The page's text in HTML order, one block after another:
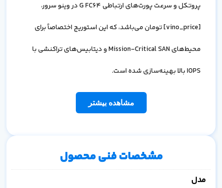
پروتکل و سرعت پورت‌های ارتباطی 64
G FCدر وینو سرور،
[
vino_price] تومان می‌باشد، که این استوریج اختصاصاً برای
محیط‌هایMission-Critical SANو دیتابیس‌های تراکنشی با
IOPSبالا بهینه‌سازی شده است.
مشاهده بیشتر
مشخصات فنی محصول
مدل